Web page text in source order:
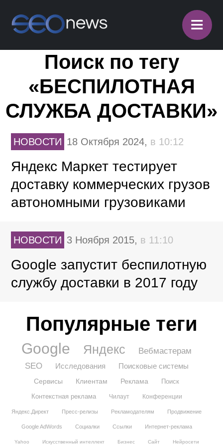
≡
Поиск по тегу
«БЕСПИЛОТНАЯ
СЛУЖБА ДОСТАВКИ»
НОВОСТИ 18 Октября 2024, в 10:12
Яндекс Маркет тестирует
доставку коммерческих грузов
автономными грузовиками
НОВОСТИ 3 Ноября 2015, в 11:10
Google запустит беспилотную
службу доставки в 2017 году
Популярные теги
Google Яндекс
Вебмастерам
SEO
Исследования Поисковые системы
Сервисы Клиентам Реклама
Поиск
Контекстная реклама
Чилаут Конференции
Яндекс.Директ Пресс-релизы Рекламодателям Продвижение
Google AdWords Социалки Ссылки Интернет-реклама
Yahoo Искусственный интеллект Бизнес Сайт Нейросети